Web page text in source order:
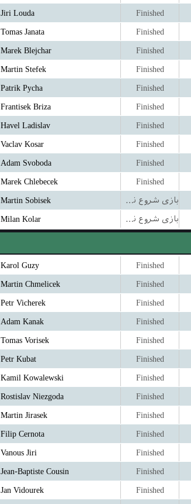
Jiri Louda Finished
Tomas Janata Finished
Marek Blejchar Finished
Martin Stefek Finished
Patrik Pycha Finished
Frantisek Briza Finished
Havel Ladislav Finished
Vaclav Kosar Finished
Adam Svoboda Finished
Marek Chlebecek Finished
Martin Sobisek بازی شروع نشده است
Milan Kolar بازی شروع نشده است
Karol Guzy Finished
Martin Chmelicek Finished
Petr Vicherek Finished
Adam Kanak Finished
Tomas Vorisek Finished
Petr Kubat Finished
Kamil Kowalewski Finished
Rostislav Niezgoda Finished
Martin Jirasek Finished
Filip Cernota Finished
Vanous Jiri Finished
Jean-Baptiste Cousin Finished
Jan Vidourek Finished